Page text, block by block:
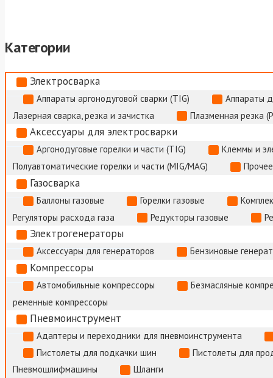
Категории
Электросварка
Аппараты аргонодуговой сварки (TIG)
Аппараты
Лазерная сварка, резка и зачистка
Плазменная резка
Аксессуары для электросварки
Аргонодуговые горелки и части (TIG)
Клеммы и
Полуавтоматические горелки и части (MIG/MAG)
Газосварка
Баллоны газовые Горелки газовые
Регуляторы расхода газа
Редукторы газовые
Электрогенераторы
Аксессуары для генераторов Бензиновые
Компрессоры
Автомобильные компрессоры
Безмасляные
ременные компрессоры
Пневмоинструмент
Адаптеры и переходники для пневмоинструмента
Пистолеты для подкачки шин
Пистолеты для
Пневмошлифмашины
Шланги